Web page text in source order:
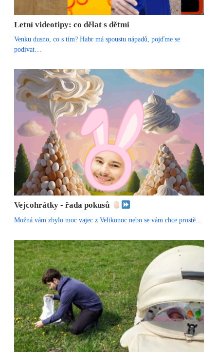
Letní videotipy: co dělat s dětmi
Venku dusno, co s tím? Habr má spoustu nápadů, pojďme se
podívat…
Vejcohrátky - řada pokusů
Možná vám zbylo moc vajec z Velikonoc nebo se vám chce prostě…